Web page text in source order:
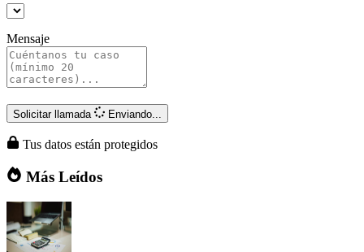
Mensaje
Solicitar llamada Enviando...
Tus datos están protegidos
Más Leídos